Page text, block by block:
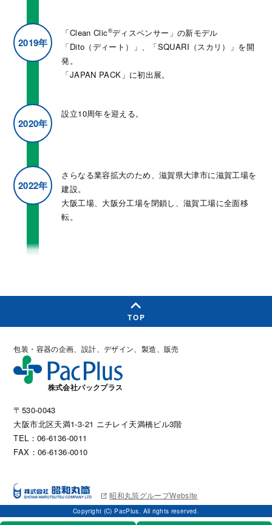
2019年
「Clean Clic®ディスペンサー」の新モデル
「Dito（ディート）」、「SQUARI（スカリ）」を開
発。
「JAPAN PACK」に初出展。
2020年
設立10周年を迎える。
2022年
さらなる業容拡大のため、滋賀県大津市に滋賀工場を
建設。
大阪工場、大阪分工場を閉鎖し、滋賀工場に全面移
転。
TOP
包装・容器の企画、設計、デザイン、製造、販売
株式会社パックプラス
〒530-0043
大阪市北区天満1-3-21 ニチレイ天満橋ビル3階
TEL：06-6136-0011
FAX：06-6136-0010
昭和丸筒グループWebsite
Copyright (C) PacPlus. All rights reserved.